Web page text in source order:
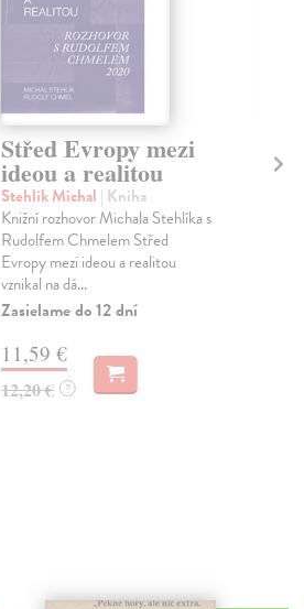
Střed Evropy mezi
ideou a realitou
Stehlík Michal | Kniha
Knižní rozhovor Michala Stehlíka s
Rudolfem Chmelem Střed
Evropy mezi ideou a realitou
vznikal na dá...
Zasielame do 12 dní
11,59 €
12,20 € ?